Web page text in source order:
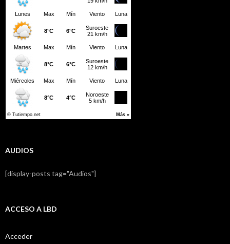
AUDIOS
[display-posts tag="Audios"]
ACCESO A LBD
Acceder